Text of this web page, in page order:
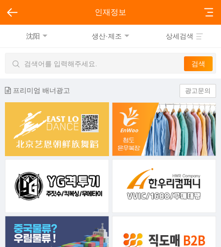
인재정보
沈阳 생산·제조 상세검색
프리미엄 배너광고 광고문의